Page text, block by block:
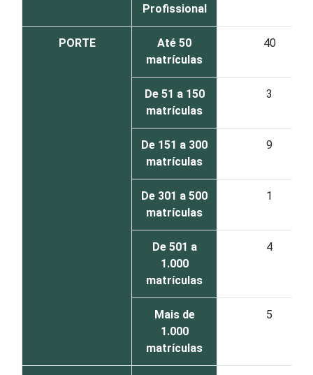
Profissional
PORTE
Até 50
matrículas
40
De 51 a 150
matrículas
3
De 151 a 300
matrículas
9
De 301 a 500
matrículas
1
De 501 a
1.000
matrículas
4
Mais de
1.000
matrículas
5